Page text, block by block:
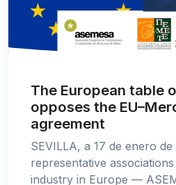
The European table
opposes the
agreement
SEVILLA, a 17 de enero
representative
industry in Europe —